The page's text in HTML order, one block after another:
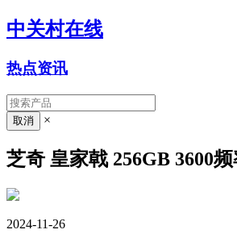
中关村在线
热点资讯
×
芝奇 皇家戟 256GB 3600
2024-11-26